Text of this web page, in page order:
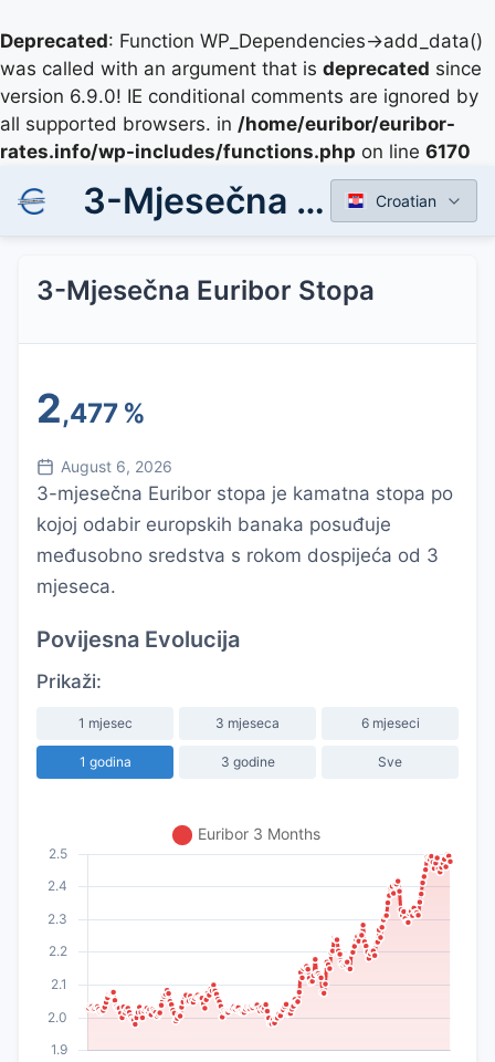
Deprecated: Function WP_Dependencies->add_data()
was called with an argument that is deprecated since
version 6.9.0! IE conditional comments are ignored by
all supported browsers. in /home/euribor/euribor-
rates.info/wp-includes/functions.php on line 6170
3-Mjesečna Euribor Stopa Croatian
3-Mjesečna Euribor Stopa
2,477 %
August 6, 2026
3-mjesečna Euribor stopa je kamatna stopa po
kojoj odabir europskih banaka posuđuje
međusobno sredstva s rokom dospijeća od 3
mjeseca.
Povijesna Evolucija
Prikaži:
1 mjesec 3 mjeseca 6 mjeseci
1 godina 3 godine Sve